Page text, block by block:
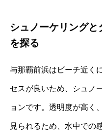
シュノーケリング
を探る
与那覇前浜はビーチ近く
セスが良いため、シュノ
ョンです。透明度が高く
見られるため、水中での